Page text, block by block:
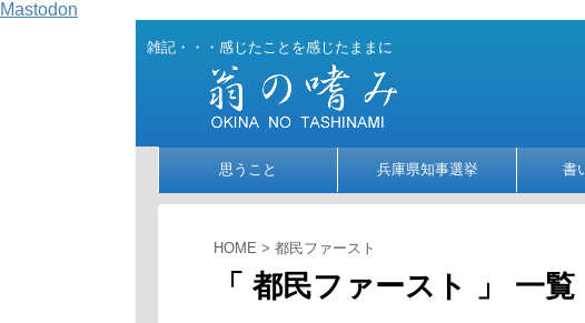
Mastodon
雑記・・・感じたことを感じたままに
思うこと 兵庫県知事選挙 書
HOME > 都民ファースト
「 都民ファースト 」 一覧